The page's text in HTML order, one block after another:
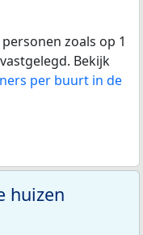
zoals op 1
Bekijk
per buurt in de
huizen